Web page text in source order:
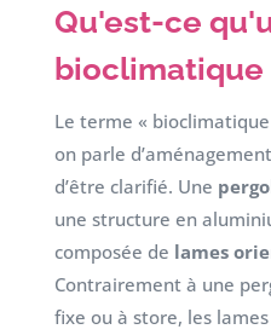
Qu'est-ce
bioclimatique
Le terme «
on parle
d’être clarifié. Une
une structure en
composée de lames
Contrairement à une
fixe ou à store, les